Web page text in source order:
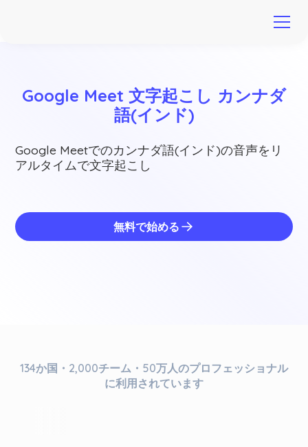
Google Meet 文字起こし カンナダ
語(インド)
Google Meetでのカンナダ語(インド)の音声をリ
アルタイムで文字起こし
無料で始める
134か国・2,000チーム・50万人のプロフェッショナル
に利用されています